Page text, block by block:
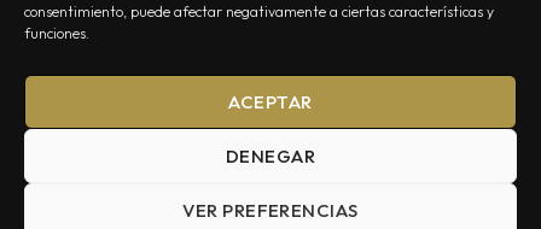
consentimiento, puede afectar negativamente a ciertas características y
funciones.
ACEPTAR
DENEGAR
VER PREFERENCIAS